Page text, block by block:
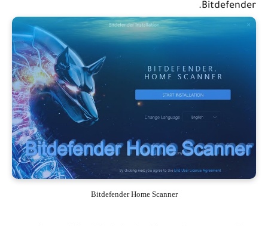
Bitdefender.
Bitdefender Home Scanner